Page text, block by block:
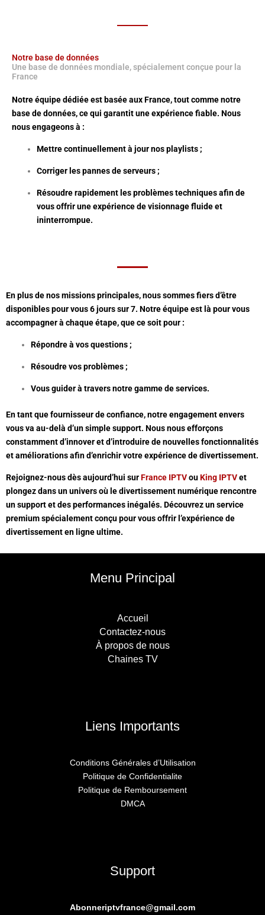
Notre base de données
Une base de données mondiale, spécialement conçue pour la
France
Notre équipe dédiée est basée aux France, tout comme notre
base de données, ce qui garantit une expérience fiable. Nous
nous engageons à :
Mettre continuellement à jour nos playlists ;
Corriger les pannes de serveurs ;
Résoudre rapidement les problèmes techniques afin de
vous offrir une expérience de visionnage fluide et
ininterrompue.
En plus de nos missions principales, nous sommes fiers d’être
disponibles pour vous 6 jours sur 7. Notre équipe est là pour vous
accompagner à chaque étape, que ce soit pour :
Répondre à vos questions ;
Résoudre vos problèmes ;
Vous guider à travers notre gamme de services.
En tant que fournisseur de confiance, notre engagement envers
vous va au-delà d’un simple support. Nous nous efforçons
constamment d’innover et d’introduire de nouvelles fonctionnalités
et améliorations afin d’enrichir votre expérience de divertissement.
Rejoignez-nous dès aujourd’hui surFrance IPTVouKing IPTVet
plongez dans un univers où le divertissement numérique rencontre
un support et des performances inégalés. Découvrez un service
premium spécialement conçu pour vous offrir l’expérience de
divertissement en ligne ultime.
Menu Principal
Accueil
Contactez-nous
À propos de nous
Chaines TV
Liens Importants
Conditions Générales d’Utilisation
Politique de Confidentialite
Politique de Remboursement
DMCA
Support
Abonneriptvfrance@gmail.com